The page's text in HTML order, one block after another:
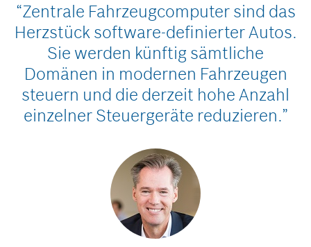
“Zentrale Fahrzeugcomputer sind das
Herzstück software-definierter Autos.
Sie werden künftig sämtliche
Domänen in modernen Fahrzeugen
steuern und die derzeit hohe Anzahl
einzelner Steuergeräte reduzieren.”